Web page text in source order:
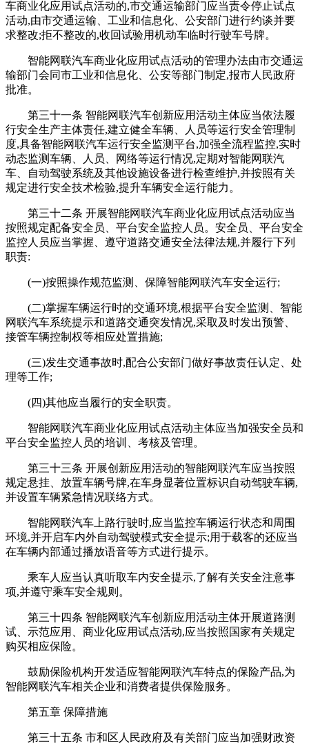
车商业化应用试点活动的,市交通运输部门应当责令停止试点
活动,由市交通运输、工业和信息化、公安部门进行约谈并要
求整改;拒不整改的,收回试验用机动车临时行驶车号牌。
智能网联汽车商业化应用试点活动的管理办法由市交通运
输部门会同市工业和信息化、公安等部门制定,报市人民政府
批准。
第三十一条 智能网联汽车创新应用活动主体应当依法履
行安全生产主体责任,建立健全车辆、人员等运行安全管理制
度,具备智能网联汽车运行安全监测平台,加强全流程监控,实时
动态监测车辆、人员、网络等运行情况,定期对智能网联汽
车、自动驾驶系统及其他设施设备进行检查维护,并按照有关
规定进行安全技术检验,提升车辆安全运行能力。
第三十二条 开展智能网联汽车商业化应用试点活动应当
按照规定配备安全员、平台安全监控人员。安全员、平台安全
监控人员应当掌握、遵守道路交通安全法律法规,并履行下列
职责:
(一)按照操作规范监测、保障智能网联汽车安全运行;
(二)掌握车辆运行时的交通环境,根据平台安全监测、智能
网联汽车系统提示和道路交通突发情况,采取及时发出预警、
接管车辆控制权等相应处置措施;
(三)发生交通事故时,配合公安部门做好事故责任认定、处
理等工作;
(四)其他应当履行的安全职责。
智能网联汽车商业化应用试点活动主体应当加强安全员和
平台安全监控人员的培训、考核及管理。
第三十三条 开展创新应用活动的智能网联汽车应当按照
规定悬挂、放置车辆号牌,在车身显著位置标识自动驾驶车辆,
并设置车辆紧急情况联络方式。
智能网联汽车上路行驶时,应当监控车辆运行状态和周围
环境,并开启车内外自动驾驶模式安全提示;用于载客的还应当
在车辆内部通过播放语音等方式进行提示。
乘车人应当认真听取车内安全提示,了解有关安全注意事
项,并遵守乘车安全规则。
第三十四条 智能网联汽车创新应用活动主体开展道路测
试、示范应用、商业化应用试点活动,应当按照国家有关规定
购买相应保险。
鼓励保险机构开发适应智能网联汽车特点的保险产品,为
智能网联汽车相关企业和消费者提供保险服务。
第五章 保障措施
第三十五条 市和区人民政府及有关部门应当加强财政资